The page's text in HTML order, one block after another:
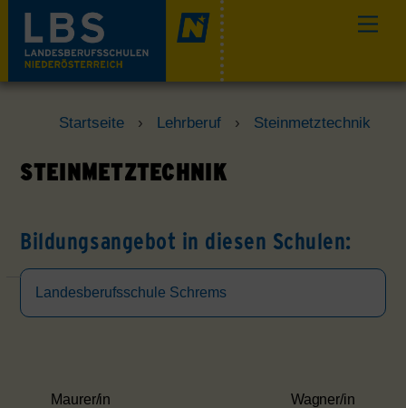
content
Startseite › Lehrberuf › Steinmetztechnik
STEINMETZTECHNIK
Bildungsangebot in diesen Schulen:
Landesberufsschule Schrems
Maurer/in Wagner/in